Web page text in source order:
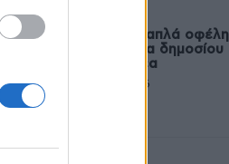
Γεωργιάδης: Πολλαπλά οφέλη
από τη συνεργασία δημοσίου
και ιδιωτικού τομέα
27 Φεβρουαρίου 2026